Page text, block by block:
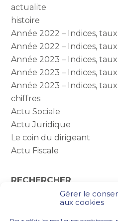
Gérer le
aux cookies
actualite
histoire
Année 2022 – Indices,
Année 2022 – Indices,
Année 2023 – Indices,
Année 2023 – Indices,
Année 2023 – Indices,
chiffres
Actu Sociale
Actu Juridique
Le coin du dirigeant
Actu Fiscale
RECHERCHER
Rechercher :